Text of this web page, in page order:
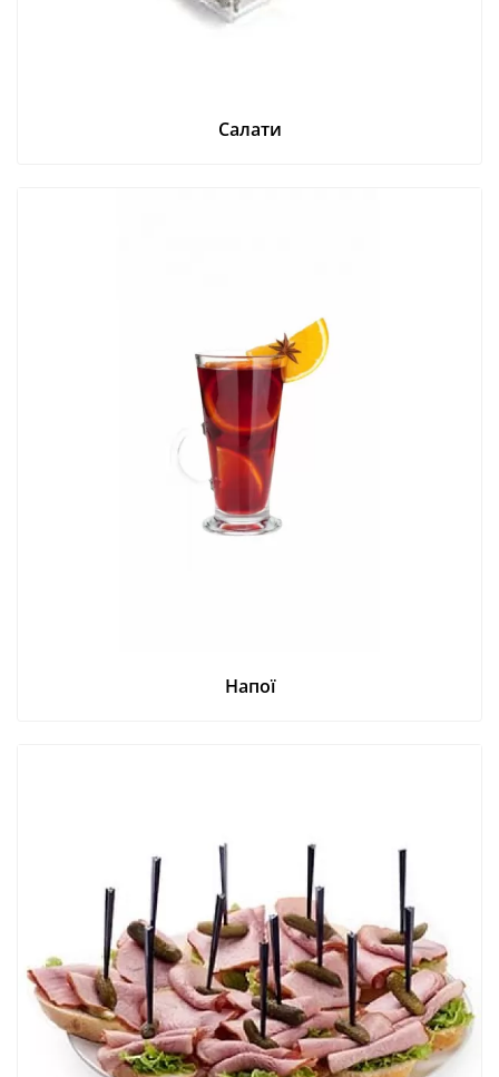
Салати
Напої